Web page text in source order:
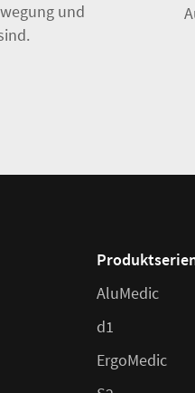
und
AluMedic
d1
ErgoMedic